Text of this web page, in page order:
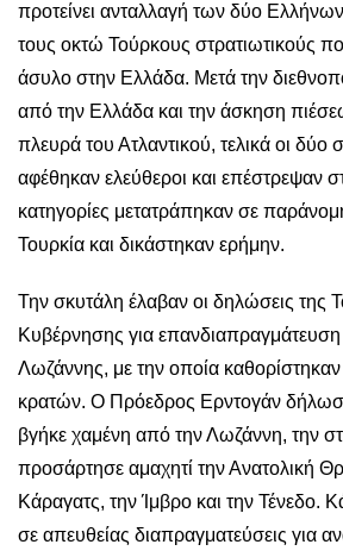
προτείνει ανταλλαγή των δύο
τους οκτώ Τούρκους στρατιωτικούς
άσυλο στην Ελλάδα. Μετά την
από την Ελλάδα και την άσκηση
πλευρά του Ατλαντικού, τελικά οι δύο
αφέθηκαν ελεύθεροι και επέστρεψαν
κατηγορίες μετατράπηκαν σε
Τουρκία και δικάστηκαν ερήμην.
Την σκυτάλη έλαβαν οι δηλώσεις της
Κυβέρνησης για
Λωζάννης, με την οποία
κρατών. Ο Πρόεδρος Ερντογάν
βγήκε χαμένη από την Λωζάννη, την
προσάρτησε αμαχητί την Ανατολική
Κάραγατς, την Ίμβρο και την Τένεδο.
σε απευθείας διαπραγματεύσεις για